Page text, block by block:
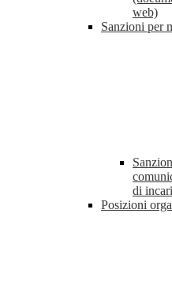
web)
Sanzioni per
di
Posizioni